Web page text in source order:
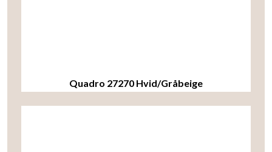
Quadro 27270 Hvid/Gråbeige